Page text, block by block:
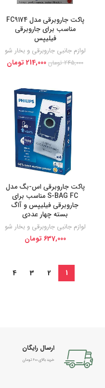
پاکت جاروبرقی مدل FC9174
مناسب برای جاروبرقی
فیلیپس
لوازم جانبی جاروبرقی و بخار شو
245,000 تومان 214,000 تومان
پاکت جاروبرقی اس-بگ مدل
S-BAG FC مناسب برای
جاروبرقی فیلیپس و آاگ
بسته چهار عددی
لوازم جانبی جاروبرقی و بخار شو
637,000 تومان
1
2
3
4
ارسال رایگان
خرید بالای 600 تومان